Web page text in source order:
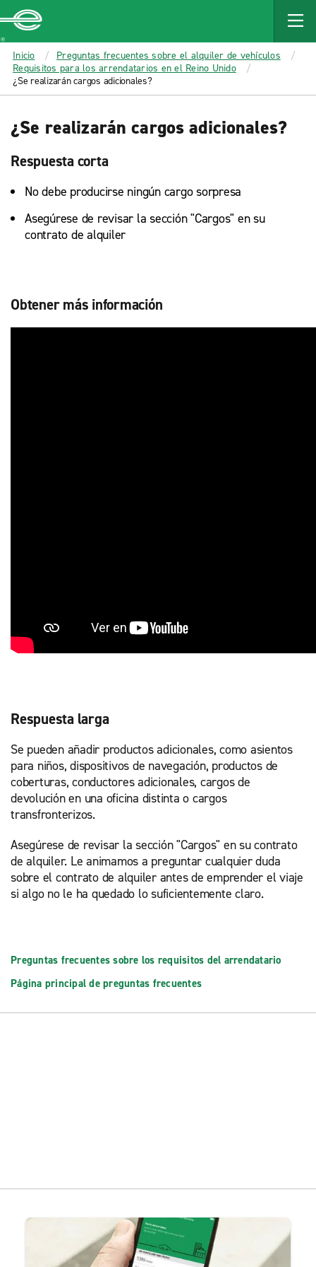
MAIN
CONTENT
Enterprise
Inicio
Preguntas frecuentes sobre el alquiler de vehículos
Requisitos para los arrendatarios en el Reino Unido
¿Se realizarán cargos adicionales?
¿Se realizarán cargos adicionales?
Respuesta corta
No debe producirse ningún cargo sorpresa
Asegúrese de revisar la sección "Cargos" en su
contrato de alquiler
Obtener más información
Respuesta larga
Se pueden añadir productos adicionales, como asientos
para niños, dispositivos de navegación, productos de
coberturas, conductores adicionales, cargos de
devolución en una oficina distinta o cargos
transfronterizos.
Asegúrese de revisar la sección "Cargos" en su contrato
de alquiler. Le animamos a preguntar cualquier duda
sobre el contrato de alquiler antes de emprender el viaje
si algo no le ha quedado lo suficientemente claro.
Preguntas frecuentes sobre los requisitos del arrendatario
Página principal de preguntas frecuentes